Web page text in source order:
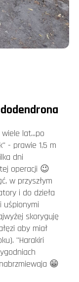
lat...po
- prawie 1,5 m
dni
operacji 😉
w przyszłym
i do dzieła
uśpionymi
skoryguję
aby miał
"Harakiri
😁